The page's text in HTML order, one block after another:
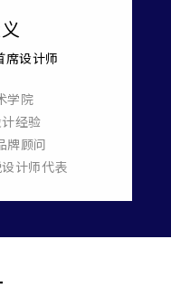
席设计师
学院
经验
牌顾问
计师代表